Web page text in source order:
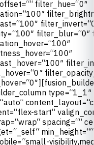
offset=““ filter_ hue=“0″
ation=“100″ filter_ brig htn
ast=“100″ filter_ invert=“0
ty=“100″ filter_ blur=“0″ f
ation_ hover=“100″
tness hover=“100″
ast hover=“100″ filter_in
hover=“0 ″ filter_opacity_
hover=“0″] [fusion_ builde
lder_ column type=“1 _1 ″
“auto“ content layout=“c
nt=“flex-start“ valign_ con
ap=“wrap“ spacing=““ ce
et=“_ self“ min heig ht=““
o bile=“small-visibility,med